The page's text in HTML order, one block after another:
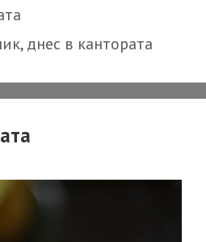
защита
чл.
ЗЗД
,днес в кантората